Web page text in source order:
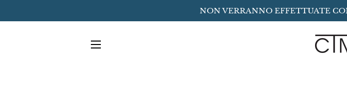
NON VERRANNO EFFETTUATE